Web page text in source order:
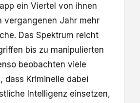
ein Viertel von ihnen
vergangenen Jahr mehr
Das Spektrum reicht
bis zu manipulierten
beobachten viele
dass Kriminelle dabei
Intelligenz einsetzen,